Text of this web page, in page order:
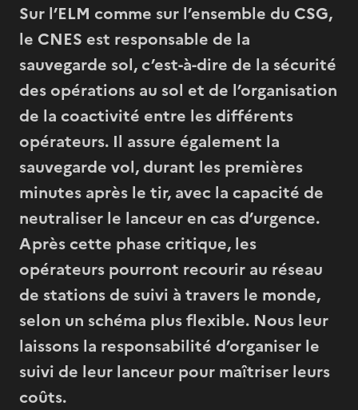
Sur l’ELM comme sur l’ensemble du CSG,
le CNES est responsable de la
sauvegarde sol, c’est-à-dire de la sécurité
des opérations au sol et de l’organisation
de la coactivité entre les différents
opérateurs. Il assure également la
sauvegarde vol, durant les premières
minutes après le tir, avec la capacité de
neutraliser le lanceur en cas d’urgence.
Après cette phase critique, les
opérateurs pourront recourir au réseau
de stations de suivi à travers le monde,
selon un schéma plus flexible. Nous leur
laissons la responsabilité d’organiser le
suivi de leur lanceur pour maîtriser leurs
coûts.